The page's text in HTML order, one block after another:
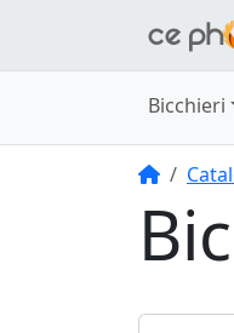
Bicchieri
Home